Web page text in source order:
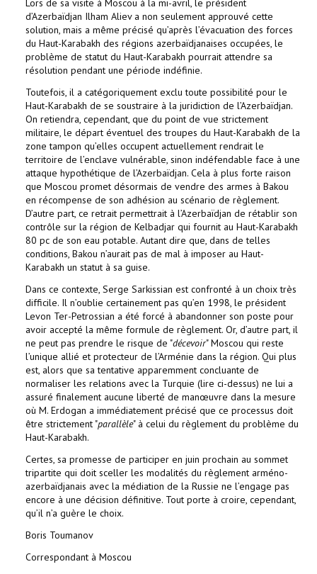
Lors de sa visite à Moscou à la mi-avril, le président
d’Azerbaïdjan Ilham Aliev a non seulement approuvé cette
solution, mais a même précisé qu’après l’évacuation des forces
du Haut-Karabakh des régions azerbaïdjanaises occupées, le
problème de statut du Haut-Karabakh pourrait attendre sa
résolution pendant une période indéfinie.
Toutefois, il a catégoriquement exclu toute possibilité pour le
Haut-Karabakh de se soustraire à la juridiction de l’Azerbaïdjan.
On retiendra, cependant, que du point de vue strictement
militaire, le départ éventuel des troupes du Haut-Karabakh de la
zone tampon qu’elles occupent actuellement rendrait le
territoire de l’enclave vulnérable, sinon indéfendable face à une
attaque hypothétique de l’Azerbaïdjan. Cela à plus forte raison
que Moscou promet désormais de vendre des armes à Bakou
en récompense de son adhésion au scénario de règlement.
D’autre part, ce retrait permettrait à l’Azerbaïdjan de rétablir son
contrôle sur la région de Kelbadjar qui fournit au Haut-Karabakh
80 pc de son eau potable. Autant dire que, dans de telles
conditions, Bakou n’aurait pas de mal à imposer au Haut-
Karabakh un statut à sa guise.
Dans ce contexte, Serge Sarkissian est confronté à un choix très
difficile. Il n’oublie certainement pas qu’en 1998, le président
Levon Ter-Petrossian a été forcé à abandonner son poste pour
avoir accepté la même formule de règlement. Or, d’autre part, il
ne peut pas prendre le risque de "décevoir" Moscou qui reste
l’unique allié et protecteur de l’Arménie dans la région. Qui plus
est, alors que sa tentative apparemment concluante de
normaliser les relations avec la Turquie (lire ci-dessus) ne lui a
assuré finalement aucune liberté de manœuvre dans la mesure
où M. Erdogan a immédiatement précisé que ce processus doit
être strictement "parallèle" à celui du règlement du problème du
Haut-Karabakh.
Certes, sa promesse de participer en juin prochain au sommet
tripartite qui doit sceller les modalités du règlement arméno-
azerbaïdjanais avec la médiation de la Russie ne l’engage pas
encore à une décision définitive. Tout porte à croire, cependant,
qu’il n’a guère le choix.
Boris Toumanov
Correspondant à Moscou